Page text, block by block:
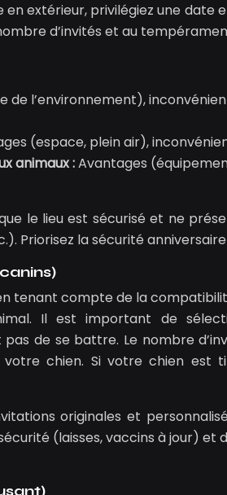
extérieur, privilégiez une date
d’invités et au
l’environnement),
(espace, plein air),
animaux :Avantages
le lieu est sécurisé et ne
Priorisez la sécurité
tenant compte de la
Il est important de
de se battre. Le nombre
chien. Si votre chien est
originales et
(laisses, vaccins à jour) et